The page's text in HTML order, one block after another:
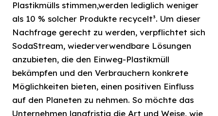
Plastikmülls stimmen,werden lediglich weniger
als 10 % solcher Produkte recycelt³. Um dieser
Nachfrage gerecht zu werden, verpflichtet sich
SodaStream, wiederverwendbare Lösungen
anzubieten, die den Einweg-Plastikmüll
bekämpfen und den Verbrauchern konkrete
Möglichkeiten bieten, einen positiven Einfluss
auf den Planeten zu nehmen. So möchte das
Unternehmen langfristig die Art und Weise, wie